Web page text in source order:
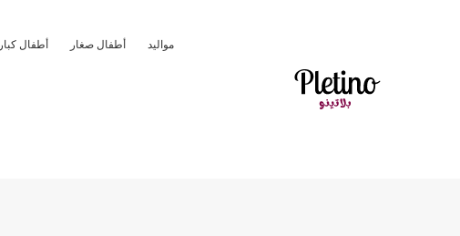
مواليد أطفال صغار أطفال كبار